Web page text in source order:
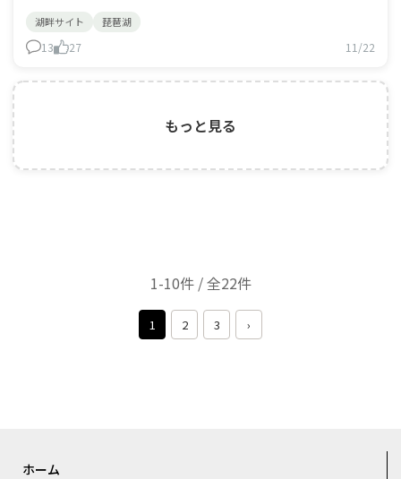
湖畔サイト 琵琶湖
13 27 11/22
もっと見る
1-10件 / 全22件
1 2 3 ›
ホーム